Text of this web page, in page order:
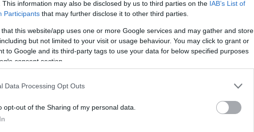
This information may also be disclosed by us to third parties on the IAB’s List of
Participants that may further disclose it to other third parties.
that this website/app uses one or more Google services and may gather and store
but not limited to your visit or usage behaviour. You may click to grant or
to Google and its third-party tags to use your data for below specified purposes
consent section.
Data Processing Opt Outs
opt-out of the Sharing of my personal data.
állunk szemben, konfliktuskerülő, letisztult. A
és a kötelező lámpáktól független LED-
benne biztos, hogy szükség van rájuk. A
LED lámpák kiállnak a síkból, összegyűlhet rajtuk a
csatlakozik a tetőbe, ez ügyesen eltereli a figyelmet
nagy magasságról. A szélvédő alatti sáv és a
egyesek szerint ez jól mutat, mások szerint
övvonalat kapta, ez pár íves üvegtáblát
perem fut végig, talán az oldalfal tisztaságáért
zsanéros megoldása, ami remélhetően eltűnik
formájú ajtók mögött.